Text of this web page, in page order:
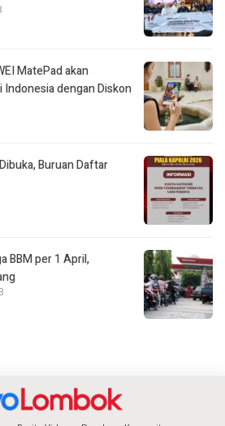
MatePad akan
dengan Diskon
Buruan Daftar
BBM per 1 April,